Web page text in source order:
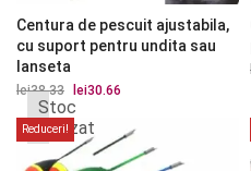
Centura de pescuit ajustabila,
cu suport pentru undita sau
lanseta
lei38.33
Prețul
inițial
a
fost:
lei38.33.
lei30.66
lei30.66.
Reduceri!
Stoc
epuizat